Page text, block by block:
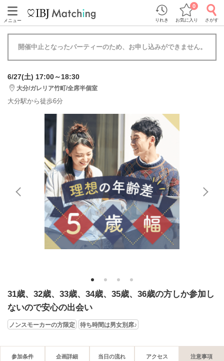
メニュー りれき お気に入り
0
さがす
開催中止となったパーティーのため、お申し込みができません。
6/27(土) 17:00～18:30
大分/ガレリア竹町/全席半個室
大分駅から徒歩6分
1 2 3 4
31歳、32歳、33歳、34歳、35歳、36歳の方しか参加し
ないので安心の出会い
ノンスモーカーの方限定 待ち時間は男女別席♪
参加条件 企画詳細 当日の流れ アクセス 注意事項